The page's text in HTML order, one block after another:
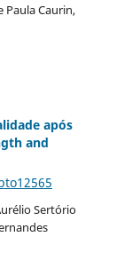
Paula Caurin,
após
and
Sertório